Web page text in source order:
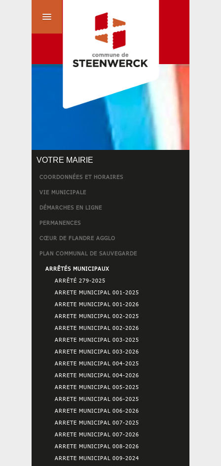
VOTRE MAIRIE
COORDONNÉES ET HORAIRES
VIE MUNICIPALE
DÉMARCHES EN LIGNE
PERMANENCES
CŒUR DE FLANDRE AGGLO
PLAN COMMUNAL DE SAUVEGARDE
ARRÊTÉS MUNICIPAUX
ARRÊTÉ 279-2025
ARRETE MUNICIPAL 001-2025
ARRETE MUNICIPAL 001-2026
ARRETE MUNICIPAL 002-2025
ARRETE MUNICIPAL 002-2026
ARRETE MUNICIPAL 003-2025
ARRETE MUNICIPAL 003-2026
ARRETE MUNICIPAL 004-2025
ARRETE MUNICIPAL 004-2026
ARRETE MUNICIPAL 005-2025
ARRETE MUNICIPAL 006-2025
ARRETE MUNICIPAL 006-2026
ARRETE MUNICIPAL 007-2025
ARRETE MUNICIPAL 007-2026
ARRETE MUNICIPAL 008-2026
ARRETE MUNICIPAL 009-2024